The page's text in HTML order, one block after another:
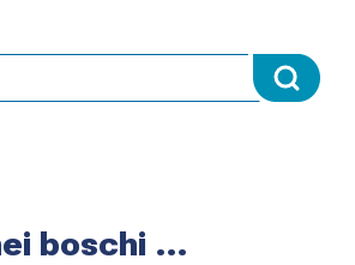
boschi …